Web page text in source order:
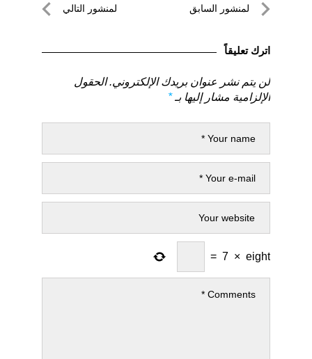
تصفّحلمنشور السابق
السابق
لمنشور التالي
اترك تعليقاً
لن يتم نشر عنوان بريدك الإلكتروني. الحقول
الإلزامية مشار إليها بـ*
eight
×
7
=